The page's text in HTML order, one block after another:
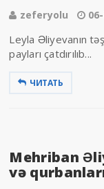
zeferyolu
Leyla Əliyevanın
payları çatdırılıb...
ЧИТАТЬ
Mehriban
və